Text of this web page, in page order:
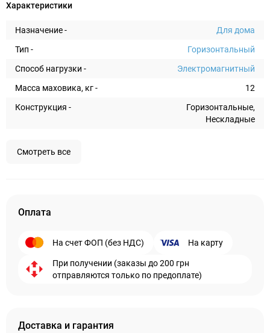
Характеристики
Назначение -
Для дома
Тип -
Горизонтальный
Способ нагрузки -
Электромагнитный
Масса маховика, кг -
12
Конструкция -
Горизонтальные,
Нескладные
Смотреть все
Оплата
На счет ФОП (без НДС) На карту
При получении (заказы до 200 грн
отправляются только по предоплате)
Доставка и гарантия